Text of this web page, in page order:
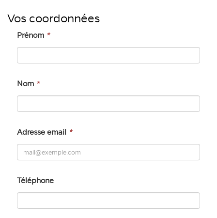
Vos coordonnées
Prénom *
Nom *
Adresse email *
Téléphone